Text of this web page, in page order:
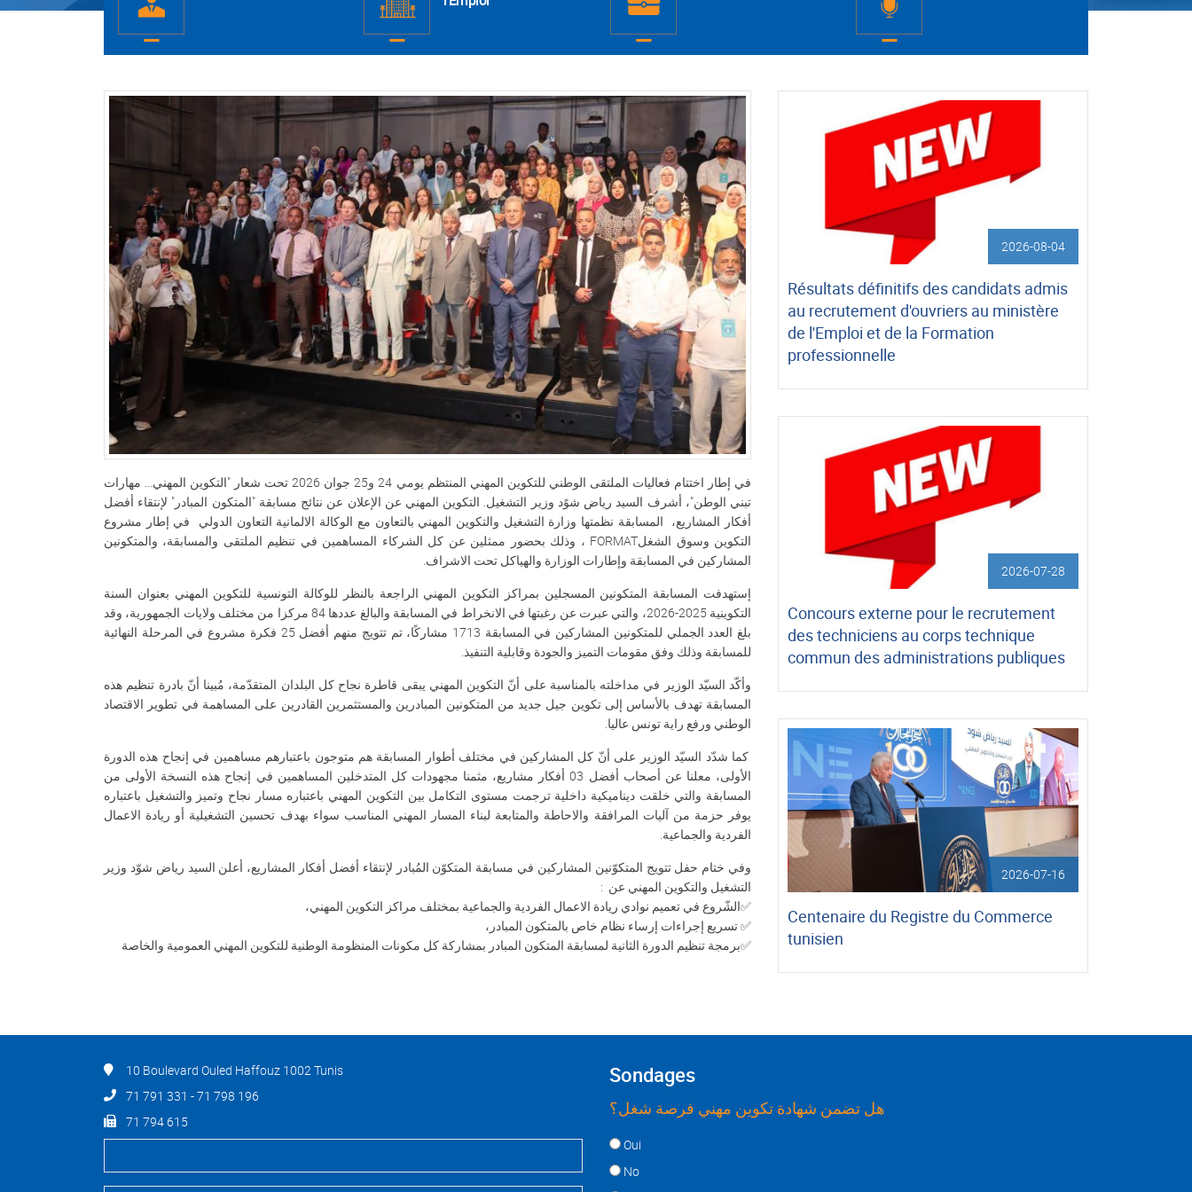
في إطار اختتام فعاليات الملتقى الوطني للتكوين المهني المنتظم يومي 24 و25 جوان 2026 تحت شعار "التكوين المهني... مهارات
تبني الوطن"، أشرف السيد رياض شوًد وزير التشغيل. التكوين المهني عن الإعلان عن نتائج مسابقة "المتكون المبادر" لإنتقاء أفضل
أفكار المشاريع، المسابقة نظمتها وزارة التشغيل والتكوين المهني بالتعاون مع الوكالة الالمانية التعاون الدولي في إطار مشروع
التكوين وسوق الشغلFORMAT ، وذلك بحضور ممثلين عن كل الشركاء المساهمين في تنظيم الملتقى والمسابقة، والمتكونين
المشاركين في المسابقة وإطارات الوزارة والهياكل تحت الاشراف.
إستهدفت المسابقة المتكونين المسجلين بمراكز التكوين المهني الراجعة بالنظر للوكالة التونسية للتكوين المهني بعنوان السنة
التكوينية 2025-2026، والتي عبرت عن رغبتها في الانخراط في المسابقة والبالغ عددها 84 مركزا من مختلف ولايات الجمهورية، وقد
بلغ العدد الجملي للمتكونين المشاركين في المسابقة 1713 مشاركًا، تم تتويج منهم أفضل 25 فكرة مشروع في المرحلة النهائية
للمسابقة وذلك وفق مقومات التميز والجودة وقابلية التنفيذ.
وأكّد السيّد الوزير في مداخلته بالمناسبة على أنّ التكوين المهني يبقى قاطرة نجاح كل البلدان المتقدّمة، مُبينا أنّ بادرة تنظيم هذه
المسابقة تهدف بالأساس إلى تكوين جيل جديد من المتكونين المبادرين والمستثمرين القادرين على المساهمة في تطوير الاقتصاد
الوطني ورفع راية تونس عاليا.
كما شدّد السيّد الوزير على أنّ كل المشاركين في مختلف أطوار المسابقة هم متوجون باعتبارهم مساهمين في إنجاح هذه الدورة
الأولى، معلنا عن أصحاب أفضل 03 أفكار مشاريع، مثمنا مجهودات كل المتدخلين المساهمين في إنجاح هذه النسخة الأولى من
المسابقة والتي خلقت ديناميكية داخلية ترجمت مستوى التكامل بين التكوين المهني باعتباره مسار نجاح وتميز والتشغيل باعتباره
يوفر حزمة من آليات المرافقة والاحاطة والمتابعة لبناء المسار المهني المناسب سواء بهدف تحسين التشغيلية أو ريادة الاعمال
الفردية والجماعية.
وفي ختام حفل تتويج المتكوّنين المشاركين في مسابقة المتكوّن المُبادر لإنتقاء أفضل أفكار المشاريع، أعلن السيد رياض شوّد وزير
التشغيل والتكوين المهني عن :
✅الشّروع في تعميم نوادي ريادة الاعمال الفردية والجماعية بمختلف مراكز التكوين المهني،
✅ تسريع إجراءات إرساء نظام خاص بالمتكون المبادر،
✅برمجة تنظيم الدورة الثانية لمسابقة المتكون المبادر بمشاركة كل مكونات المنظومة الوطنية للتكوين المهني العمومية والخاصة
2026-08-04
Résultats définitifs des candidats admis
au recrutement d'ouvriers au ministère
de l'Emploi et de la Formation
professionnelle
2026-07-28
Concours externe pour le recrutement
des techniciens au corps technique
commun des administrations publiques
2026-07-16
Centenaire du Registre du Commerce
tunisien
10 Boulevard Ouled Haffouz 1002 Tunis
71 791 331 - 71 798 196
71 794 615
Sondages
هل تضمن شهادة تكوين مهني فرصة شغل؟
Choices
Oui
No